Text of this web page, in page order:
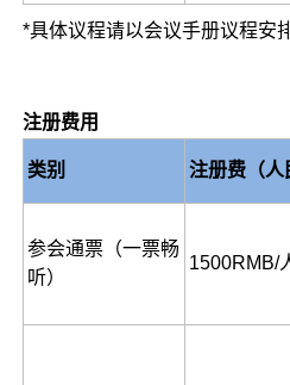
*具体议程请以会议手册议程安
注册费用
类别 注册费 （人
参会通票（一票畅
听）
1500RMB/